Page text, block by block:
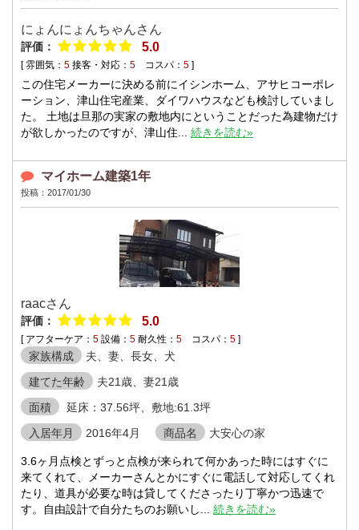
にょんにょんちゃんさん
評価： 5.0
[ 雰囲気： 5 接客・対応： 5 コスパ： 5 ]
この住宅メーカーに決める前にイシンホーム、アサヒコーポレ
ーション、津山住宅産業、ダイワハウスなども検討していまし
た。 土地は旦那の実家の敷地内にということだった為建物だけ
が欲しかったのですが、津山住... 続きを読む»
マイホーム建築1年
投稿：2017/01/30
raacさん
評価： 5.0
[ アフターケア： 5 設備： 5 耐久性： 5 コスパ： 5 ]
家族構成
夫、妻、長女、犬
建てた年齢
夫21歳、妻21歳
面積
延床：37.56坪、敷地:61.3坪
入居年月
2016年4月 商品名 大安心の家
3.6ヶ月点検とずっと点検が来られて何かあった時にはすぐに
来てくれて、メーカーさんとかにすぐに電話して対応してくれ
たり、道具が必要な時は貸してくださったり丁寧かつ迅速で
す。自由設計で自分たちのお願いし... 続きを読む»